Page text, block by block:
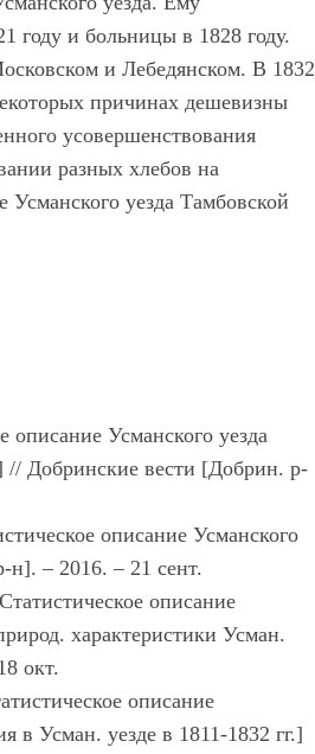
году и больницы в 1828 году.
и Лебедянском. В 1832
причинах дешевизны
усовершенствования
разных хлебов на
Усманского уезда Тамбовской
Усманского уезда
// Добринские вести [Добрин. р-
описание Усманского
н]. – 2016. – 21 сент.
описание
характеристики Усман.
окт.
описание
в Усман. уезде в 1811-1832 гг.]